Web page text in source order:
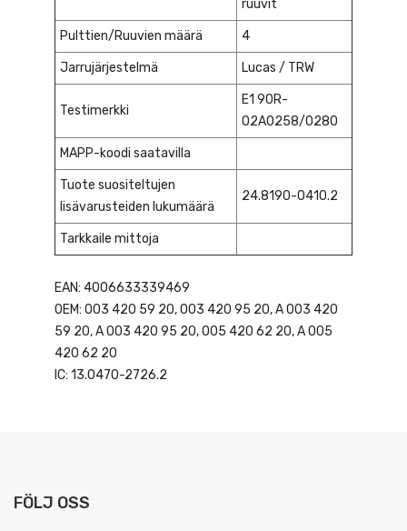
ruuvit
Pulttien/Ruuvien määrä 4
Jarrujärjestelmä Lucas / TRW
Testimerkki
E1 90R-
02A0258/0280
MAPP-koodi saatavilla
Tuote suositeltujen
lisävarusteiden lukumäärä
24.8190-0410.2
Tarkkaile mittoja
EAN: 4006633339469
OEM: 003 420 59 20, 003 420 95 20, A 003 420
59 20, A 003 420 95 20, 005 420 62 20, A 005
420 62 20
IC: 13.0470-2726.2
FÖLJ OSS